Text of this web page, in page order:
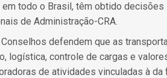
todo o Brasil, têm obtido
de Administração-CRA.
defendem que as
logística, controle de cargas e
de atividades vinculadas à